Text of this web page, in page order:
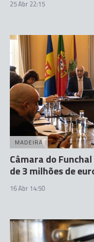
25 Abr 22:15
MADEIRA
Câmara do
de 3 milhões de
16 Abr 14:50